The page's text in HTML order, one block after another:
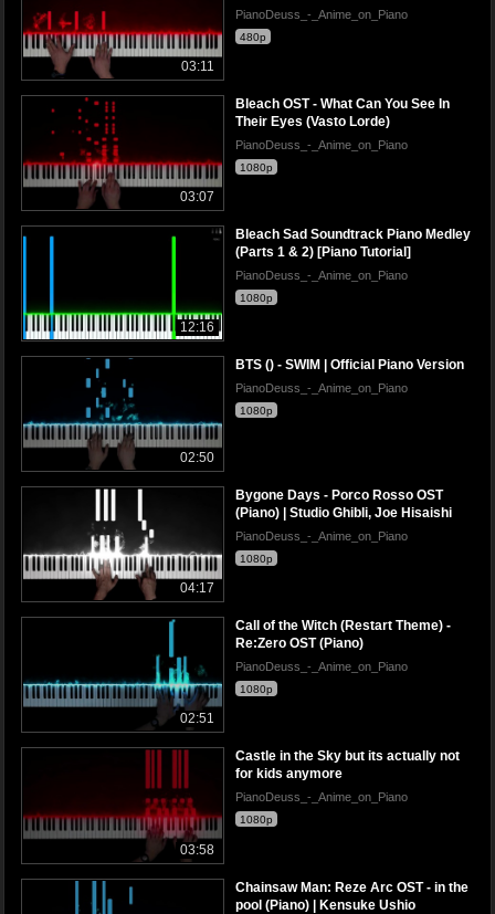
03:11
PianoDeuss_-_Anime_on_Piano
480p
03:07
Bleach OST - What Can You See In
Their Eyes (Vasto Lorde)
PianoDeuss_-_Anime_on_Piano
1080p
12:16
Bleach Sad Soundtrack Piano Medley
(Parts 1 & 2) [Piano Tutorial]
PianoDeuss_-_Anime_on_Piano
1080p
02:50
BTS () - SWIM | Official Piano Version
PianoDeuss_-_Anime_on_Piano
1080p
04:17
Bygone Days - Porco Rosso OST
(Piano) | Studio Ghibli, Joe Hisaishi
PianoDeuss_-_Anime_on_Piano
1080p
02:51
Call of the Witch (Restart Theme) -
Re:Zero OST (Piano)
PianoDeuss_-_Anime_on_Piano
1080p
03:58
Castle in the Sky but its actually not
for kids anymore
PianoDeuss_-_Anime_on_Piano
1080p
Chainsaw Man: Reze Arc OST - in the
pool (Piano) | Kensuke Ushio